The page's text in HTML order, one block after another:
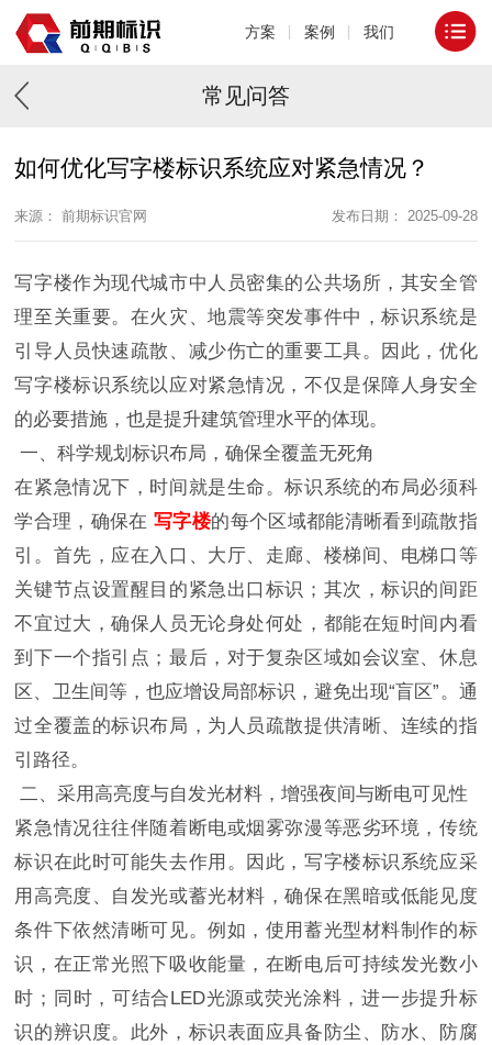
方案 案例 我们
常见问答
如何优化写字楼标识系统应对紧急情况？
来源： 前期标识官网 发布日期： 2025-09-28
写字楼作为现代城市中人员密集的公共场所，其安全管
理至关重要。在火灾、地震等突发事件中，标识系统是
引导人员快速疏散、减少伤亡的重要工具。因此，优化
写字楼标识系统以应对紧急情况，不仅是保障人身安全
的必要措施，也是提升建筑管理水平的体现。
一、科学规划标识布局，确保全覆盖无死角
在紧急情况下，时间就是生命。标识系统的布局必须科
学合理，确保在写字楼的每个区域都能清晰看到疏散指
引。首先，应在入口、大厅、走廊、楼梯间、电梯口等
关键节点设置醒目的紧急出口标识；其次，标识的间距
不宜过大，确保人员无论身处何处，都能在短时间内看
到下一个指引点；最后，对于复杂区域如会议室、休息
区、卫生间等，也应增设局部标识，避免出现“盲区”。通
过全覆盖的标识布局，为人员疏散提供清晰、连续的指
引路径。
二、采用高亮度与自发光材料，增强夜间与断电可见性
紧急情况往往伴随着断电或烟雾弥漫等恶劣环境，传统
标识在此时可能失去作用。因此，写字楼标识系统应采
用高亮度、自发光或蓄光材料，确保在黑暗或低能见度
条件下依然清晰可见。例如，使用蓄光型材料制作的标
识，在正常光照下吸收能量，在断电后可持续发光数小
时；同时，可结合LED光源或荧光涂料，进一步提升标
识的辨识度。此外，标识表面应具备防尘、防水、防腐